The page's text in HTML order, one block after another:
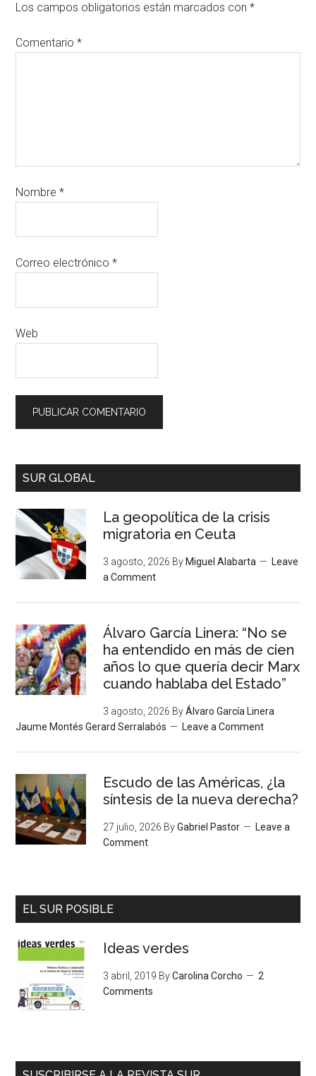
Los campos obligatorios están marcados con*
Comentario*
Nombre*
Correo electrónico*
Web
SUR GLOBAL
La geopolítica de la crisis
migratoria en Ceuta
3 agosto, 2026 By Miguel Alabarta
Leave
a Comment
Álvaro García Linera: “No se
ha entendido en más de cien
años lo que quería decir Marx
cuando hablaba del Estado”
3 agosto, 2026 ByÁlvaro García Linera
Jaume Montés Gerard Serralabós
Leave a Comment
Escudo de las Américas, ¿la
síntesis de la nueva derecha?
27 julio, 2026 ByGabriel Pastor
Leave a
Comment
EL SUR POSIBLE
Ideas verdes
3 abril, 2019 ByCarolina Corcho
2
Comments